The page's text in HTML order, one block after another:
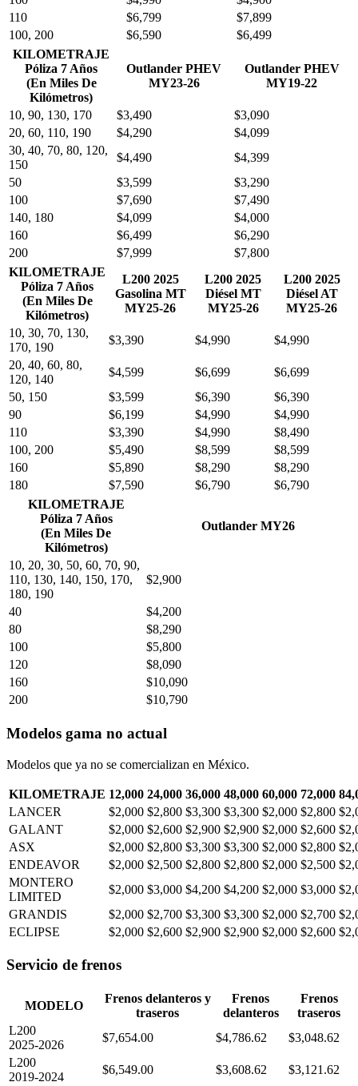
110
$6,799
$7,899
100, 200
$6,590
$6,499
KILOMETRAJE
Póliza 7 Años
(En Miles De
Kilómetros)
Outlander PHEV
MY23-26
Outlander PHEV
MY19-22
10, 90, 130, 170 $3,490
$3,090
20, 60, 110, 190
$4,290
$4,099
30, 40, 70, 80, 120,
150
$4,490
$4,399
50
$3,599
$3,290
100
$7,690
$7,490
140, 180
$4,099
$4,000
160
$6,499
$6,290
200
$7,999
$7,800
KILOMETRAJE
Póliza 7 Años
(En Miles De
Kilómetros)
L200 2025
Gasolina MT
MY25-26
L200 2025
Diésel MT
MY25-26
L200 2025
Diésel AT
MY25-26
10, 30, 70, 130,
170, 190
$3,390 $4,990
$4,990
20, 40, 60, 80,
120, 140
$4,599 $6,699
$6,699
50, 150
$3,599 $6,390
$6,390
90
$6,199 $4,990
$4,990
110
$3,390 $4,990
$8,490
100, 200
$5,490 $8,599
$8,599
160
$5,890 $8,290
$8,290
180
$7,590 $6,790
$6,790
KILOMETRAJE
Póliza 7 Años
(En Miles De
Kilómetros)
Outlander MY26
10, 20, 30, 50, 60, 70, 90,
110, 130, 140, 150, 170,
180, 190
$2,900
40
$4,200
80
$8,290
100
$5,800
120
$8,090
160
$10,090
200
$10,790
Modelos gama no actual
Modelos que ya no se comercializan en México.
KILOMETRAJE 12,000 24,000 36,000 48,000 60,000 72,000
LANCER
$2,000 $2,800 $3,300 $3,300 $2,000 $2,800
GALANT
$2,000 $2,600 $2,900 $2,900 $2,000 $2,600
ASX
$2,000 $2,800 $3,300 $3,300 $2,000 $2,800
ENDEAVOR
$2,000 $2,500 $2,800 $2,800 $2,000 $2,500
MONTERO
LIMITED
$2,000 $3,000 $4,200 $4,200 $2,000 $3,000
GRANDIS
$2,000 $2,700 $3,300 $3,300 $2,000 $2,700
ECLIPSE
$2,000 $2,600 $2,900 $2,900 $2,000 $2,600
Servicio de frenos
MODELO
Frenos delanteros y
traseros
Frenos
delanteros
Frenos
traseros
L200
2025-2026
$7,654.00 $4,786.62
$3,048.62
L200
2019-2024
$6,549.00 $3,608.62
$3,121.62